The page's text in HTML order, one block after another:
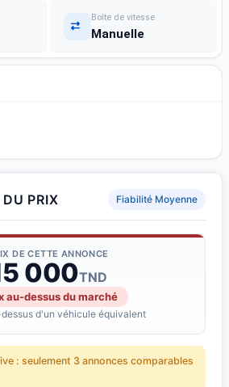
Boîte de vitesse
Manuelle
PRIX Fiabilité Moyenne
DE CETTE ANNONCE
000TND
au-dessus du marché
d'un véhicule équivalent
: seulement 3 annonces comparables